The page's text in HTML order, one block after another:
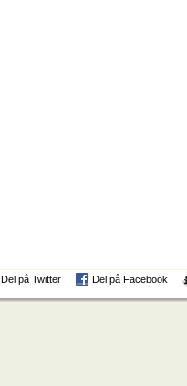
Del på Twitter Del på Facebook